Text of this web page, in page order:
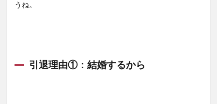
うね。
引退理由①：結婚するから